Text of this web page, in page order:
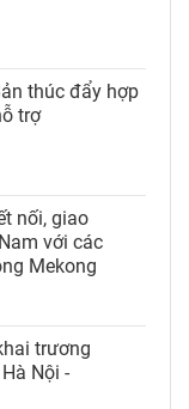
thúc đẩy hợp
trợ
nối, giao
với các
Mekong
trương
Nội -